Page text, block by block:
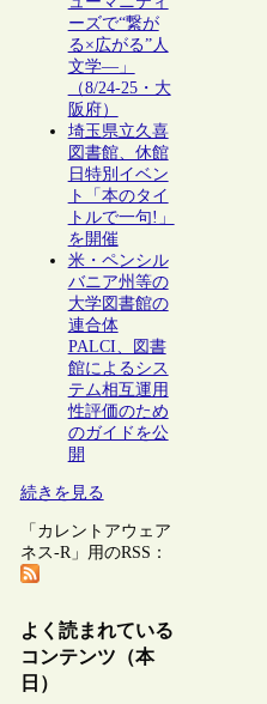
ーズで“繋が
る×広がる”人
文学―」
（8/24-25・大
阪府）
埼玉県立久喜
図書館、休館
日特別イベン
ト「本のタイ
トルで一句!」
を開催
米・ペンシル
バニア州等の
大学図書館の
連合体
PALCI、図書
館によるシス
テム相互運用
性評価のため
のガイドを公
開
続きを見る
「カレントアウェア
ネス-R」用のRSS：
よく読まれている
コンテンツ（本
日）